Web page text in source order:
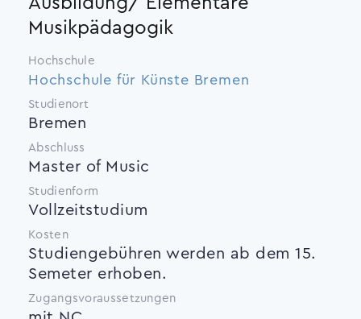
Musikpädagogik
Hochschule
Hochschule für Künste Bremen
Studienort
Bremen
Abschluss
Master of Music
Studienform
Vollzeitstudium
Kosten
Studiengebühren werden ab dem 15.
Semeter erhoben.
Zugangsvoraussetzungen